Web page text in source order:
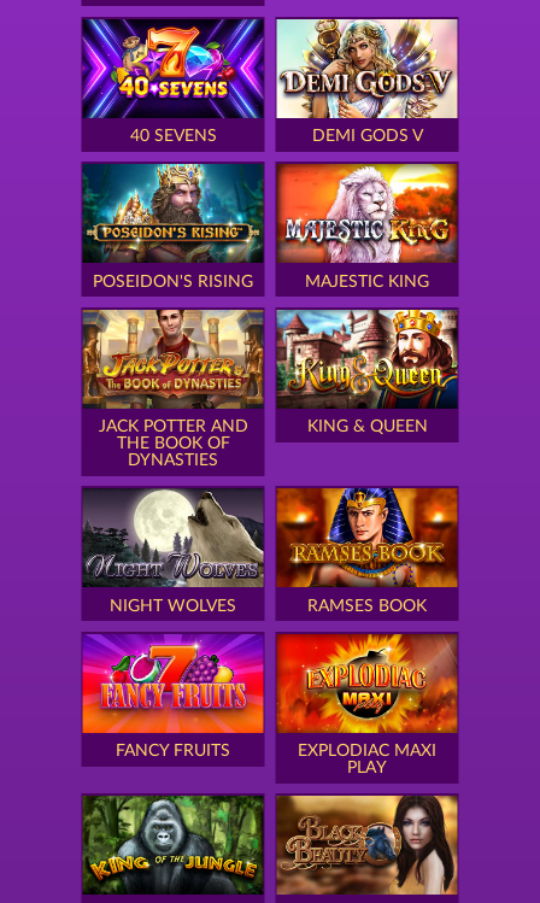
40 SEVENS DEMI GODS V
POSEIDON'S RISING MAJESTIC KING
JACK POTTER AND
THE BOOK OF
DYNASTIES
KING & QUEEN
NIGHT WOLVES RAMSES BOOK
FANCY FRUITS
EXPLODIAC MAXI
PLAY